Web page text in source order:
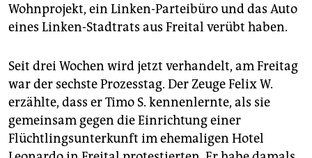
Wohnprojekt, ein Linken-Parteibüro und das Auto
eines Linken-Stadtrats aus Freital verübt haben.
Seit drei Wochen wird jetzt verhandelt, am Freitag
war der sechste Prozesstag. Der Zeuge Felix W.
erzählte, dass er Timo S. kennenlernte, als sie
gemeinsam gegen die Einrichtung einer
Flüchtlingsunterkunft im ehemaligen Hotel